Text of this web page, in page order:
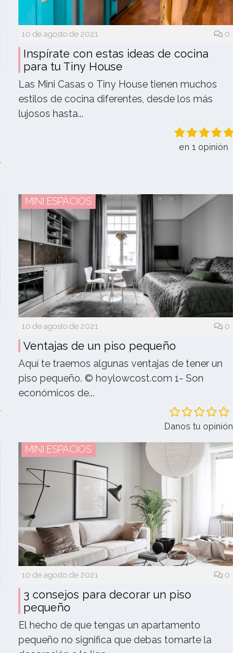
10 de agosto de 2021 0
Inspírate con estas ideas de cocina
para tu Tiny House
Las Mini Casas o Tiny House tienen muchos
estilos de cocina diferentes, desde los más
lujosos hasta...
en 1 opinión
MINI ESPACIOS
10 de agosto de 2021 0
Ventajas de un piso pequeño
Aquí te traemos algunas ventajas de tener un
piso pequeño. © hoylowcost.com 1- Son
económicos de...
Danos tu opinión
MINI ESPACIOS
10 de agosto de 2021 0
3 consejos para decorar un piso
pequeño
El hecho de que tengas un apartamento
pequeño no significa que debas tomarte la